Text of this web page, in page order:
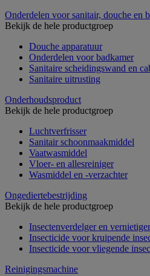
Onderdelen voor sanitair, douche en
Bekijk de hele productgroep
Douche apparatuur
Onderdelen voor badkamer
Sanitaire scheidingswand en
Sanitaire uitrusting
Onderhoudsproduct
Bekijk de hele productgroep
Luchtverfrisser
Sanitair schoonmaakmiddel
Vaatwasmiddel
Vloer- en allesreiniger
Wasmiddel en -verzachter
Ongediertebestrijding
Bekijk de hele productgroep
Insectenverdelger en vernietiger
Insecticide voor kruipende
Insecticide voor vliegende
Reinigingsmachine